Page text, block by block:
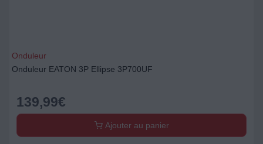
Onduleur
Onduleur EATON 3P Ellipse 3P700UF
139,99€
Ajouter au panier